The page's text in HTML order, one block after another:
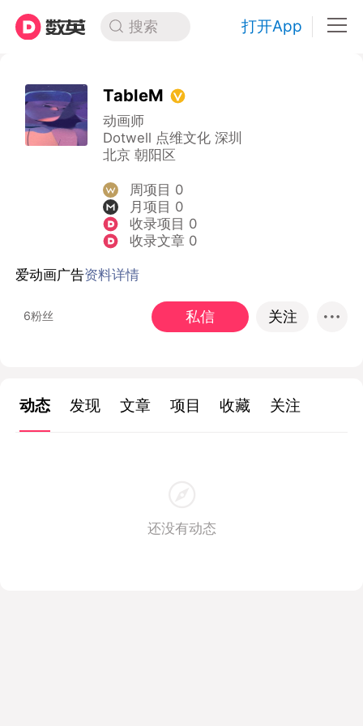
搜索 打开App
TableM
动画师
Dotwell 点维文化 深圳
北京 朝阳区
周项目 0
月项目 0
收录项目 0
收录文章 0
爱动画广告资料详情
6粉丝 私信 关注
动态 发现 文章 项目 收藏 关注
还没有动态